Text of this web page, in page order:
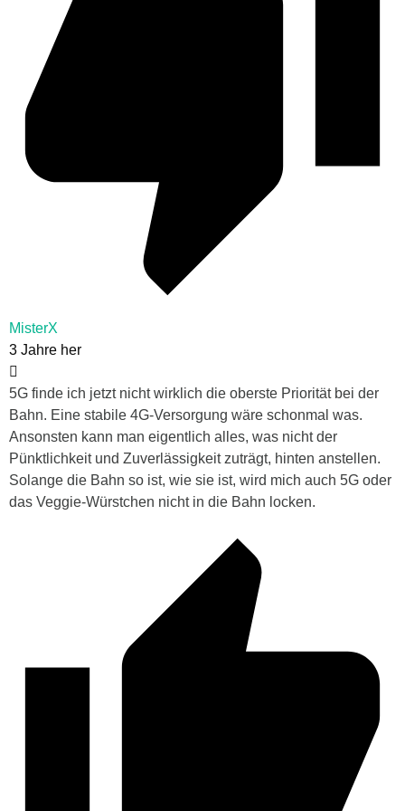
MisterX
3 Jahre her
5G finde ich jetzt nicht wirklich die oberste Priorität bei der
Bahn. Eine stabile 4G-Versorgung wäre schonmal was.
Ansonsten kann man eigentlich alles, was nicht der
Pünktlichkeit und Zuverlässigkeit zuträgt, hinten anstellen.
Solange die Bahn so ist, wie sie ist, wird mich auch 5G oder
das Veggie-Würstchen nicht in die Bahn locken.